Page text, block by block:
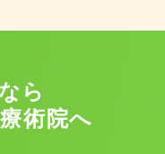
ら
術院へ